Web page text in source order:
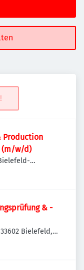
Production
(m/w/d)
& -
Bielefeld,